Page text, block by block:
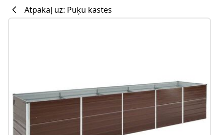
Atpakaļ uz: Puķu kastes